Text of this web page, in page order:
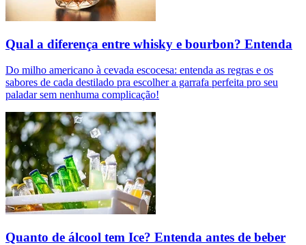
Qual a diferença entre whisky e bourbon? Entenda
Do milho americano à cevada escocesa: entenda as regras e os
sabores de cada destilado pra escolher a garrafa perfeita pro seu
paladar sem nenhuma complicação!
Quanto de álcool tem Ice? Entenda antes de beber